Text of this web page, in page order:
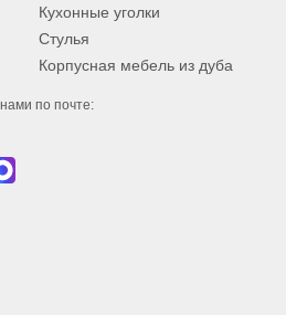
Кухонные уголки
Стулья
Корпусная мебель из дуба
по почте: